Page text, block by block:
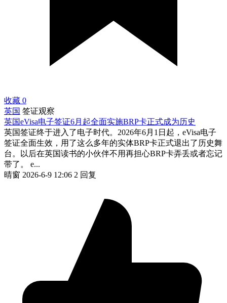
收藏 0
英国 签证观察
英国eVisa电子签证6月起全面实施BRP卡正式成为历史
英国签证终于进入了电子时代。2026年6月1日起，eVisa电子
签证全面生效，用了这么多年的实体BRP卡正式退出了历史舞
台。以后在英国读书的小伙伴不用再担心BRP卡弄丢或者忘记
带了。 e...
晴窗 2026-6-9 12:06 2 回复